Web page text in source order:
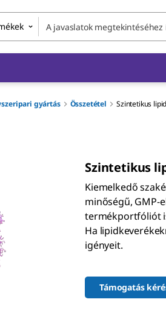
gyártás Összetétel Szintetikus
Szintetikus
Kiemelkedő
minőségű, GMP-
termékportfóliót
Ha
igényeit.
Támogatás